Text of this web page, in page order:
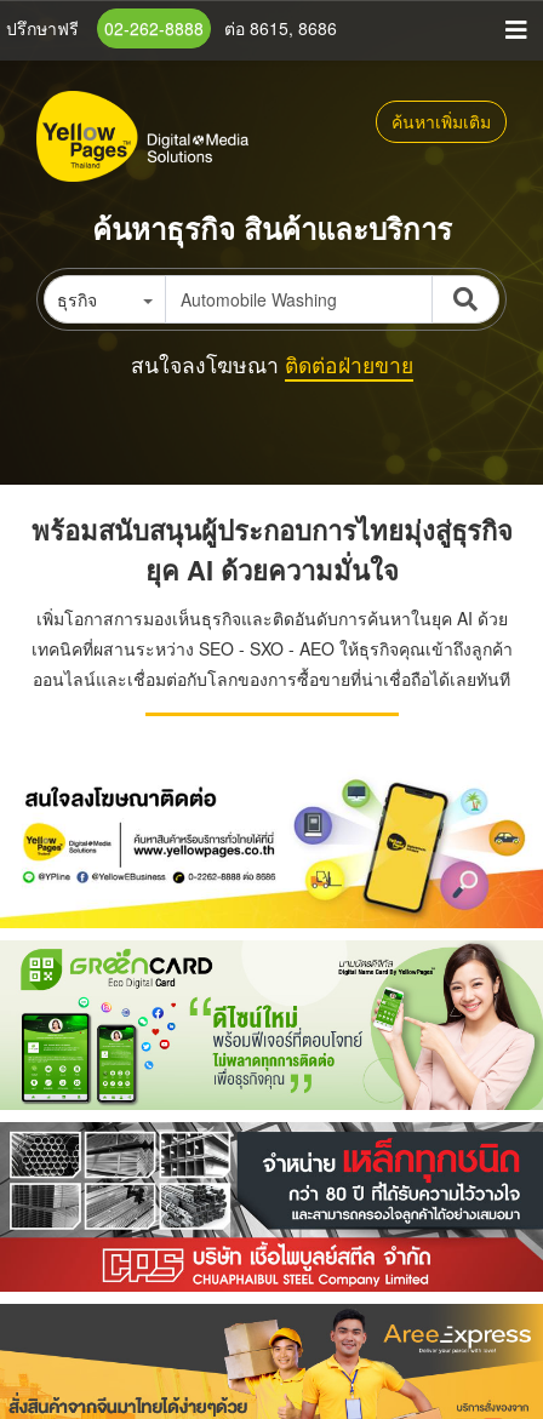
ข้าม
เนื้อหา
หลัก
ปรึกษาฟรี 02-262-8888 ต่อ 8615, 8686
ค้นหาเพิ่มเติม
ค้นหาธุรกิจ สินค้าและบริการ
ธุรกิจ
สนใจลงโฆษณา ติดต่อฝ่ายขาย
พร้อมสนับสนุนผู้ประกอบการไทยมุ่งสู่ธุรกิจ
ยุค AI ด้วยความมั่นใจ
เพิ่มโอกาสการมองเห็นธุรกิจและติดอันดับการค้นหาในยุค AI ด้วย
เทคนิคที่ผสานระหว่าง SEO - SXO - AEO ให้ธุรกิจคุณเข้าถึงลูกค้า
ออนไลน์และเชื่อมต่อกับโลกของการซื้อขายที่น่าเชื่อถือได้เลยทันที